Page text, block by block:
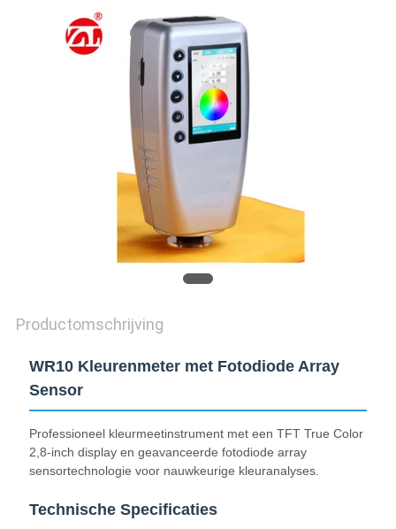
SITEMAP
Productomschrijving
WR10 Kleurenmeter met Fotodiode Array
Sensor
Professioneel kleurmeetinstrument met een TFT True Color
2,8-inch display en geavanceerde fotodiode array
sensortechnologie voor nauwkeurige kleuranalyses.
Technische Specificaties